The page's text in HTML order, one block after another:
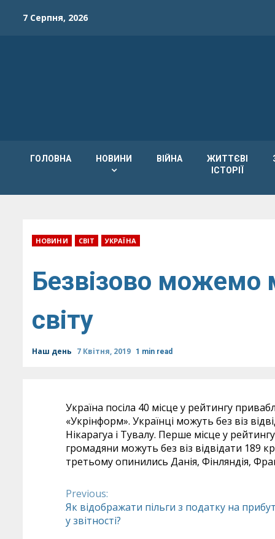
7 Серпня, 2026
ГОЛОВНА НОВИНИ ВІЙНА
ЖИТТЄВІ
ІСТОРІЇ
НОВИНИ СВІТ УКРАЇНА
Безвізово можемо
світу
Наш день 7 Квітня, 2019 1 min read
Україна посіла 40 місце у рейтингу
«Укрінформ». Українці можуть без віз
Нікарагуа і Тувалу. Перше місце у
громадяни можуть без віз відвідати 189
третьому опинились Данія, Фінляндія,
Continue
Reading
Previous:
Як відображати пільги з податку на
у звітності?